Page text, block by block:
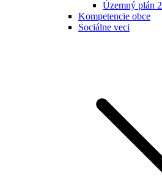
Územný plán
Kompetencie obce
Sociálne veci